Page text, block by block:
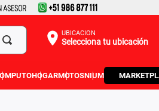
UBICACIÓN
Selecciona tu ubicación
HOGARMOTOSNIUM